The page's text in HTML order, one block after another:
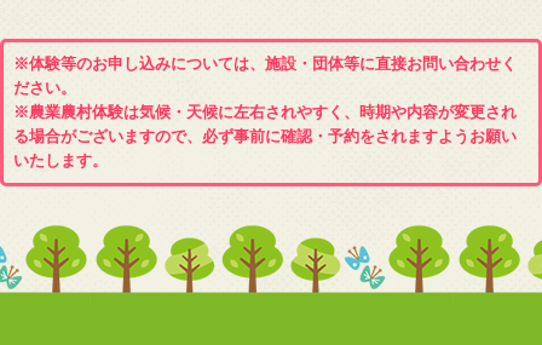
※体験等のお申し込みについては、施設・団体等に直接お問い合わせく
ださい。
※農業農村体験は気候・天候に左右されやすく、時期や内容が変更され
る場合がございますので、必ず事前に確認・予約をされますようお願い
いたします。